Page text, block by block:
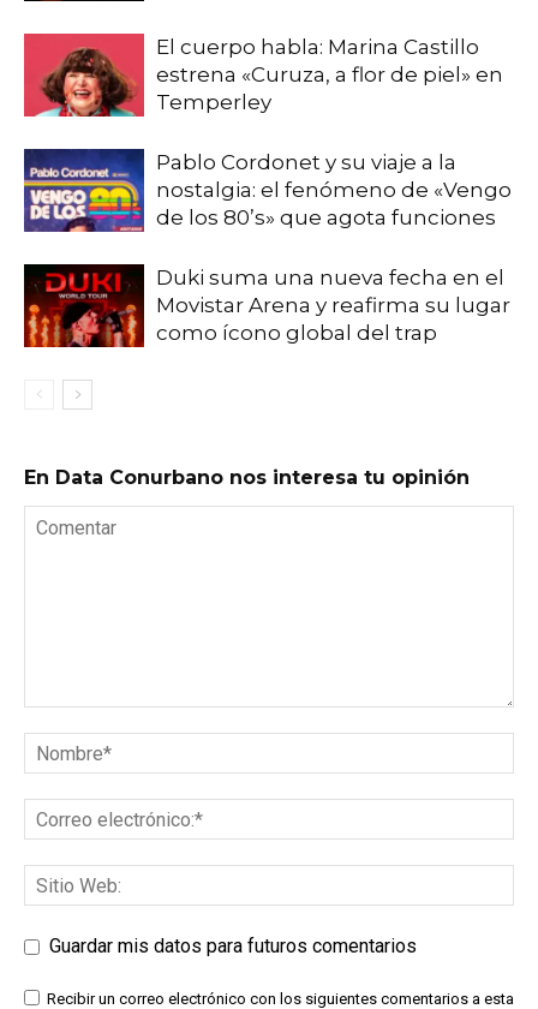
El cuerpo habla: Marina Castillo
estrena «Curuza, a flor de piel» en
Temperley
Pablo Cordonet y su viaje a la
nostalgia: el fenómeno de «Vengo
de los 80’s» que agota funciones
Duki suma una nueva fecha en el
Movistar Arena y reafirma su lugar
como ícono global del trap
En Data Conurbano nos interesa tu opinión
Guardar mis datos para futuros comentarios
Recibir un correo electrónico con los siguientes comentarios a esta